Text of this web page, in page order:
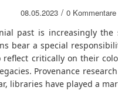
08.05.2023 / 0 Kommentare
past is increasingly
bear a special
reflect critically on their
Provenance
libraries have played a